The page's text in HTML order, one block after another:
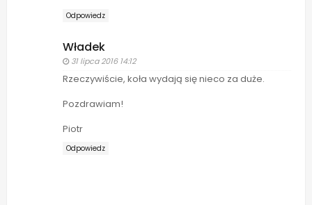
Odpowiedz
Władek
31 lipca 2016 14:12
Rzeczywiście, koła wydają się nieco za duże.
Pozdrawiam!
Piotr
Odpowiedz